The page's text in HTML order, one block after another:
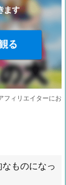
フィリエイターにお
ものになっ